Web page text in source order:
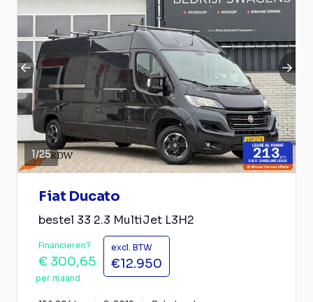
1/25
Fiat Ducato
bestel 33 2.3 MultiJet L3H2
Financieren?
€ 300,65
per maand
excl. BTW
€12.950